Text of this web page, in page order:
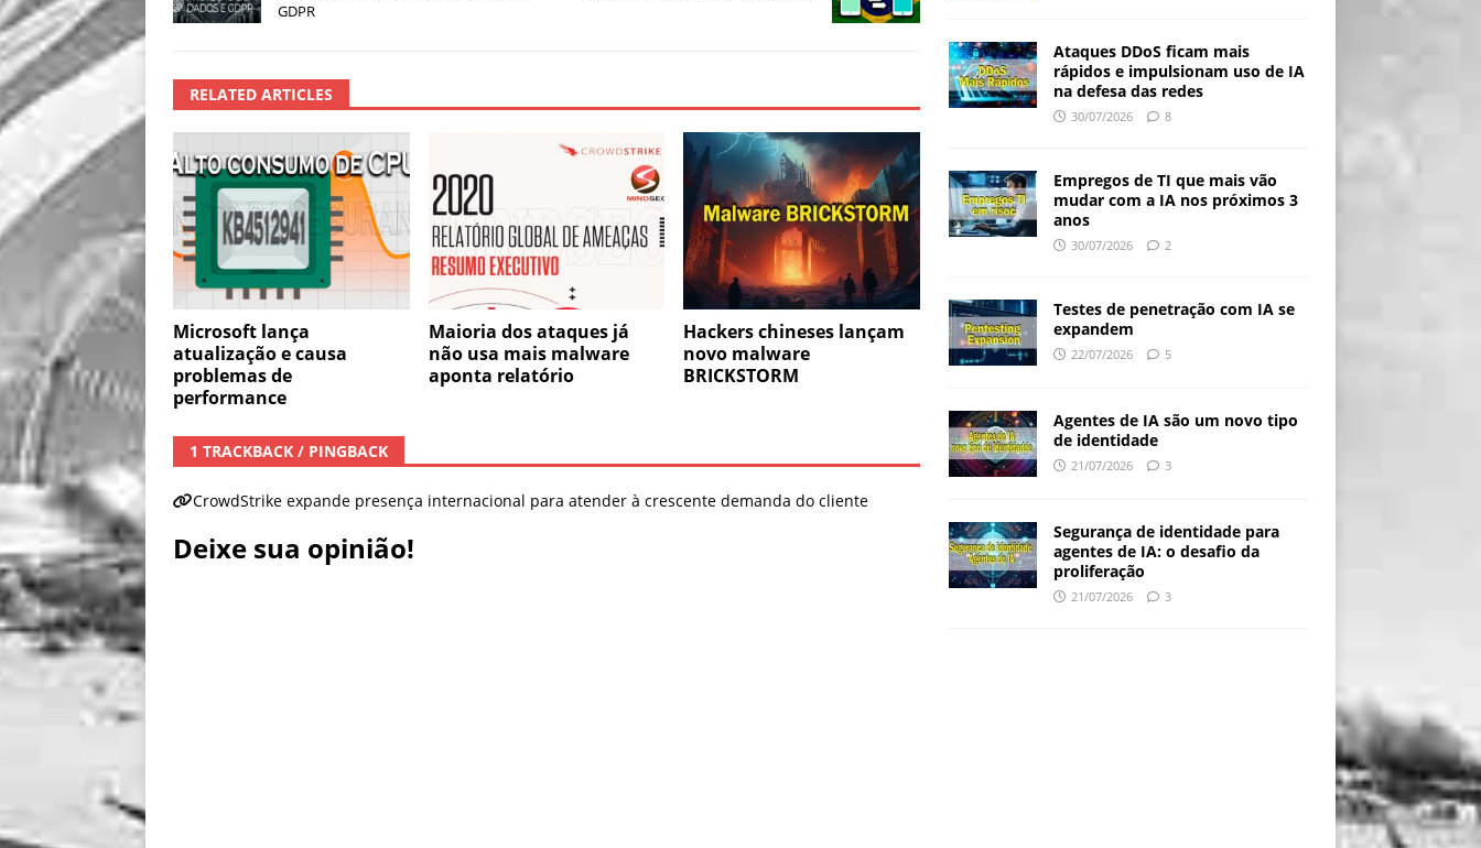
GDPR
RELATED ARTICLES
Microsoft lança
atualização e causa
problemas de
performance
Maioria dos ataques já
não usa mais malware
aponta relatório
Hackers chineses lançam
novo malware
BRICKSTORM
1 TRACKBACK / PINGBACK
CrowdStrike expande presença internacional para atender à crescente demanda do cliente
Deixe sua opinião!
Ataques DDoS ficam mais
rápidos e impulsionam uso de IA
na defesa das redes
30/07/2026 8
Empregos de TI que mais vão
mudar com a IA nos próximos 3
anos
30/07/2026 2
Testes de penetração com IA se
expandem
22/07/2026 5
Agentes de IA são um novo tipo
de identidade
21/07/2026 3
Segurança de identidade para
agentes de IA: o desafio da
proliferação
21/07/2026 3